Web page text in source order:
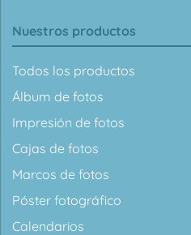
Nuestros productos
Todos los productos
Álbum de fotos
Impresión de fotos
Cajas de fotos
Marcos de fotos
Póster fotográfico
Calendarios